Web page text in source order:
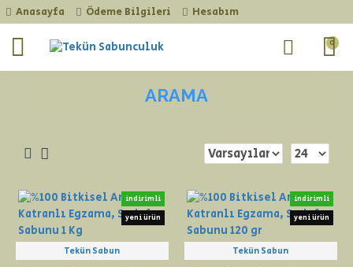
Anasayfa Ödeme Bilgileri Hesabım
0
ARAMA
indirimli
yeni ürün
Tekün Sabun
indirimli
yeni ürün
Tekün Sabun